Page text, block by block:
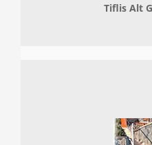
Tiflis Alt